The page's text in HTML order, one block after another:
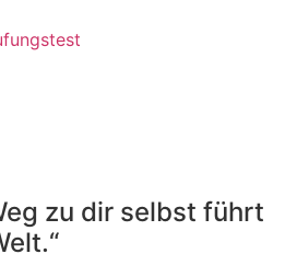
zu dir selbst führt